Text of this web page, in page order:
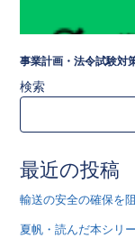
事業計画・法令試験対
検索
最近の投稿
輸送の安全の確保を
夏帆・読んだ本シリ